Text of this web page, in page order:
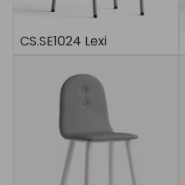
CS.SE1024 Lexi